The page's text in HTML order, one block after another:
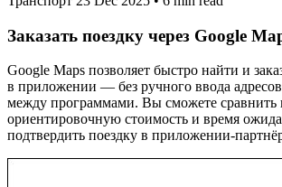
Заказать поездку через Google
Google Maps позволяет быстро найти и
в приложении — без ручного ввода
между программами. Вы сможете сравнить
ориентировочную стоимость и время
подтвердить поездку в приложении-